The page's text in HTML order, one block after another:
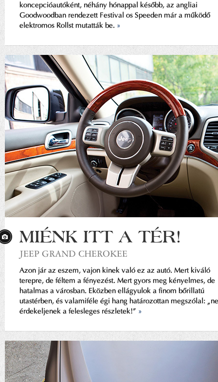
koncepcióautóként, néhány hónappal később, az angliai
Goodwoodban rendezett Festival os Speeden már a működő
elektromos Rollst mutatták be. »
MIÉNK ITT A TÉR!
JEEP GRAND CHEROKEE
Azon jár az eszem, vajon kinek való ez az autó. Mert kiváló
terepre, de féltem a fényezést. Mert gyors meg kényelmes, de
hatalmas a városban. Eközben ellágyulok a finom bőrillatú
utastérben, és valamiféle égi hang határozottan megszólal: „ne
érdekeljenek a felesleges részletek!” »